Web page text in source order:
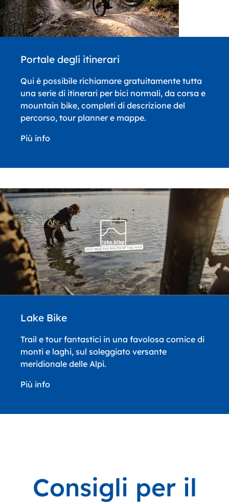
Portale degli itinerari
Qui è possibile richiamare gratuitamente tutta
una serie di itinerari per bici normali, da corsa e
mountain bike, completi di descrizione del
percorso, tour planner e mappe.
Più info
Lake Bike
Trail e tour fantastici in una favolosa cornice di
monti e laghi, sul soleggiato versante
meridionale delle Alpi.
Più info
Consigli per il